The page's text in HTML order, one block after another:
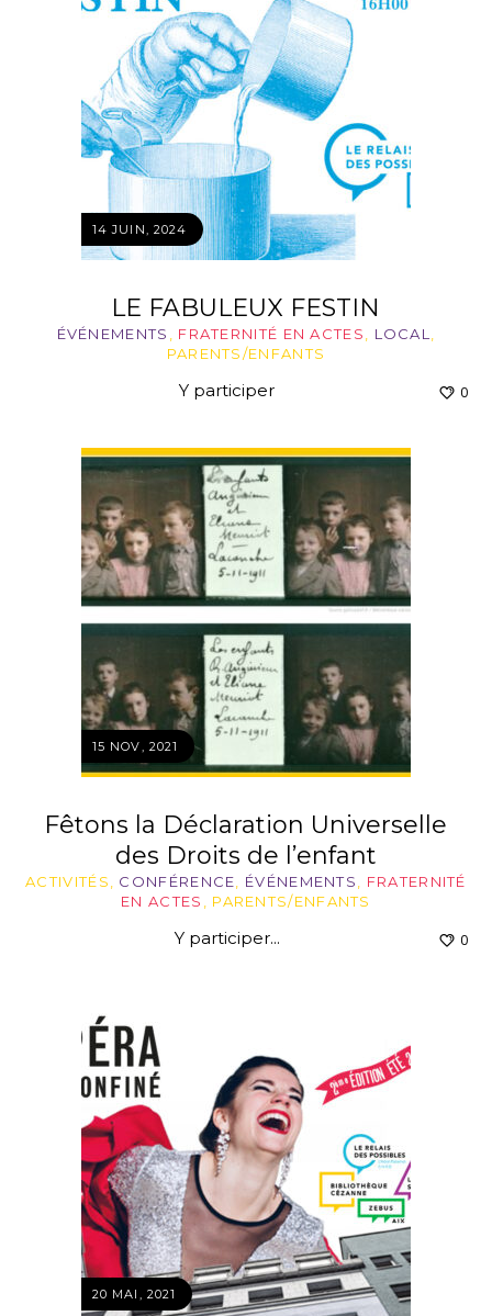
14 JUIN, 2024
LE FABULEUX FESTIN
ÉVÉNEMENTS , FRATERNITÉ EN ACTES, LOCAL,
PARENTS/ENFANTS
Y participer 0
15 NOV, 2021
Fêtons la Déclaration Universelle
des Droits de l’enfant
ACTIVITÉS, CONFÉRENCE, ÉVÉNEMENTS, FRATERNITÉ
EN ACTES , PARENTS/ENFANTS
Y participer... 0
20 MAI, 2021